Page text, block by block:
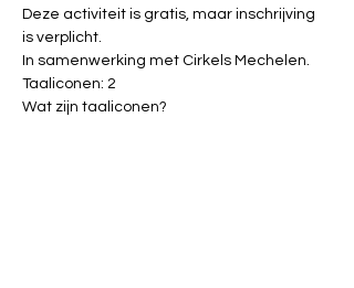
Deze activiteit is gratis, maar inschrijving
is verplicht.
In samenwerking met Cirkels Mechelen.
Taaliconen: 2
Wat zijn taaliconen?